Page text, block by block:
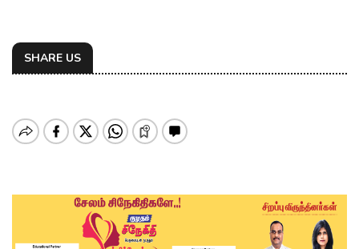
SHARE US